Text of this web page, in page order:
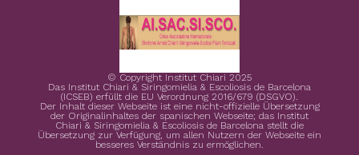
© Copyright Institut Chiari 2025
Das Institut Chiari & Siringomielia & Escoliosis de Barcelona
(ICSEB) erfüllt die EU Verordnung 2016/679 (DSGVO).
Der Inhalt dieser Webseite ist eine nicht-offizielle Übersetzung
der Originalinhaltes der spanischen Webseite; das Institut
Chiari & Siringomielia & Escoliosis de Barcelona stellt die
Übersetzung zur Verfügung, um allen Nutzern der Webseite ein
besseres Verständnis zu ermöglichen.